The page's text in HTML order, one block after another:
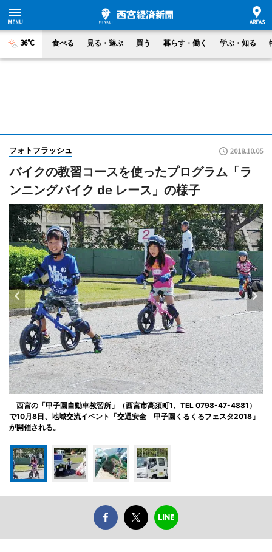
36°C 食べる 見る・遊ぶ 買う 暮らす・働く 学ぶ・知る
フォトフラッシュ 2018.10.05
バイクの教習コースを使ったプログラム「ラ
ンニングバイク de レース」の様子
西宮の「甲子園自動車教習所」（西宮市高須町1、TEL 0798-47-4881）
で10月8日、地域交流イベント「交通安全 甲子園くるくるフェスタ2018」
が開催される。